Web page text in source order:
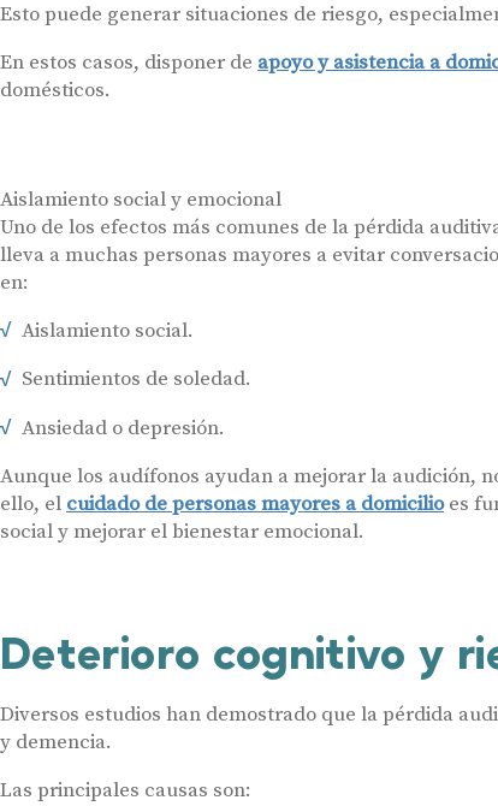
Esto puede generar situaciones de riesgo,
En estos casos, disponer de apoyo y asistencia a
domésticos.
Aislamiento social y emocional
Uno de los efectos más comunes de la pérdida
lleva a muchas personas mayores a evitar
en:
Aislamiento social.
Sentimientos de soledad.
Ansiedad o depresión.
Aunque los audífonos ayudan a mejorar la audición,
ello, elcuidado de personas mayores a domicilioes
social y mejorar el bienestar emocional.
Deterioro cognitivo y
Diversos estudios han demostrado que la pérdida
y demencia.
Las principales causas son: